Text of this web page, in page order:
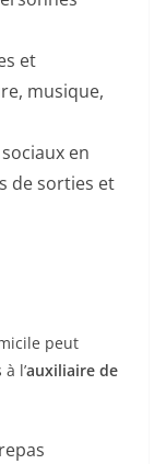
et
musique,
en
de sorties et
peut
l’auxiliaire de